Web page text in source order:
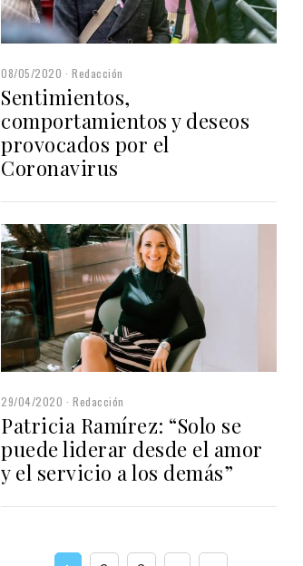
08/05/2020 Redacción
Sentimientos,
comportamientos y deseos
provocados por el
Coronavirus
29/04/2020 Redacción
Patricia Ramírez: “Solo se
puede liderar desde el amor
y el servicio a los demás”